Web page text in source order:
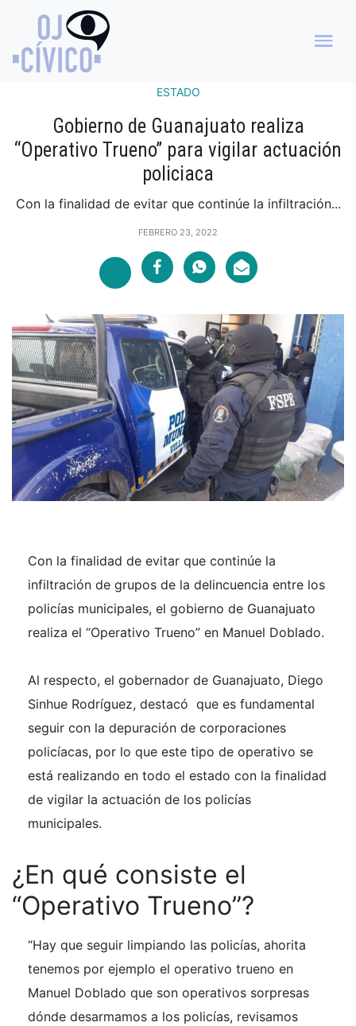
ESTADO
Gobierno de Guanajuato realiza
“Operativo Trueno” para vigilar actuación
policiaca
Con la finalidad de evitar que continúe la infiltración...
FEBRERO 23, 2022
Con la finalidad de evitar que continúe la
infiltración de grupos de la delincuencia entre los
policías municipales, el gobierno de Guanajuato
realiza el “Operativo Trueno” en Manuel Doblado.
Al respecto, el gobernador de Guanajuato, Diego
Sinhue Rodríguez, destacó que es fundamental
seguir con la depuración de corporaciones
policíacas, por lo que este tipo de operativo se
está realizando en todo el estado con la finalidad
de vigilar la actuación de los policías
municipales.
¿En qué consiste el
“Operativo Trueno”?
“Hay que seguir limpiando las policías, ahorita
tenemos por ejemplo el operativo trueno en
Manuel Doblado que son operativos sorpresas
dónde desarmamos a los policías, revisamos